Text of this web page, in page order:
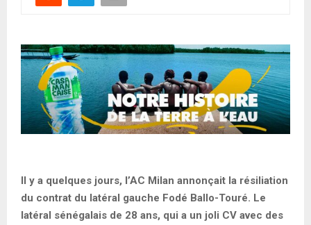
Il y a quelques jours, l’AC Milan annonçait la résiliation
du contrat du latéral gauche Fodé Ballo-Touré. Le
latéral sénégalais de 28 ans, qui a un joli CV avec des